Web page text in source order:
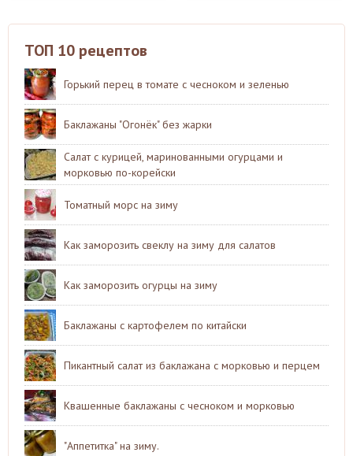
ТОП 10 рецептов
Горький перец в томате с чесноком и зеленью
Баклажаны "Огонёк" без жарки
Салат с курицей, маринованными огурцами и
морковью по-корейски
Томатный морс на зиму
Как заморозить свеклу на зиму для салатов
Как заморозить огурцы на зиму
Баклажаны с картофелем по китайски
Пикантный салат из баклажана с морковью и перцем
Квашенные баклажаны с чесноком и морковью
"Аппетитка" на зиму.